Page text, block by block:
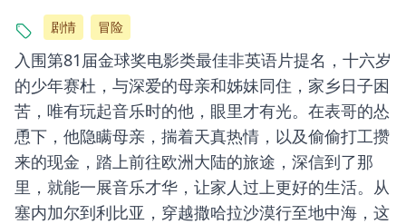
入围第81届金球奖电影类最佳非英语片提名，十六岁
的少年赛杜，与深爱的母亲和姊妹同住，家乡日子困
苦，唯有玩起音乐时的他，眼里才有光。在表哥的怂
恿下，他隐瞒母亲，揣着天真热情，以及偷偷打工攒
来的现金，踏上前往欧洲大陆的旅途，深信到了那
里，就能一展音乐才华，让家人过上更好的生活。从
塞内加尔到利比亚，穿越撒哈拉沙漠行至地中海，这
剧情 冒险